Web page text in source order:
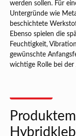
werden sollen. Für
Untergründe wie
beschichtete
Ebenso spielen die
Feuchtigkeit,
gewünschte
wichtige Rolle bei der